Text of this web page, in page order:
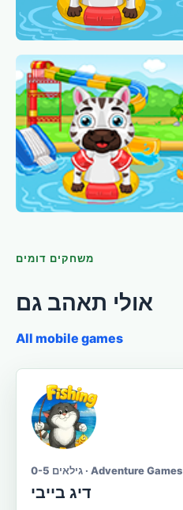
משחקים דומים
אולי תאהב גם
All mobile games
גילאים 0-5 · Adventure Games
דיג בייבי